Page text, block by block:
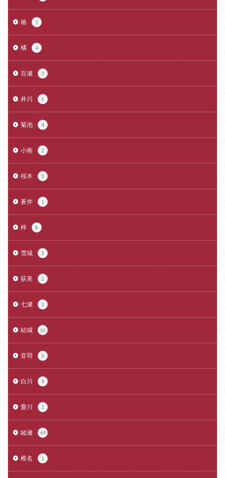
椿 1
橘 4
百瀬 3
井川 5
菊池 4
小南 2
桜木 5
蒼井 1
梓 8
雪城 3
荻美 2
七瀬 1
結城 10
音羽 3
白川 9
愛川 1
綾瀬 49
椎名 1